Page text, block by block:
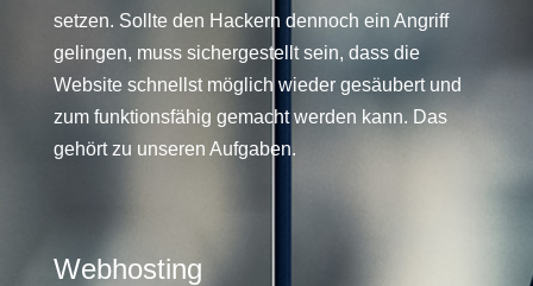
setzen. Sollte den Hackern dennoch ein Angriff
gelingen, muss sichergestellt sein, dass die
Website schnellst möglich wieder gesäubert und
zum funktionsfähig gemacht werden kann. Das
gehört zu unseren Aufgaben.
Webhosting